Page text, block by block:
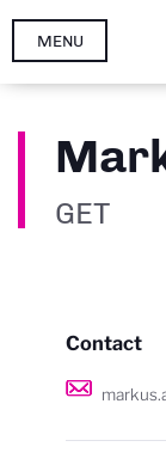
Aller
MENU
GET
Contact